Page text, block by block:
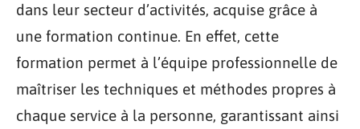
dans leur secteur d’activités, acquise grâce à
une formation continue. En effet, cette
formation permet à l’équipe professionnelle de
maîtriser les techniques et méthodes propres à
chaque service à la personne, garantissant ainsi